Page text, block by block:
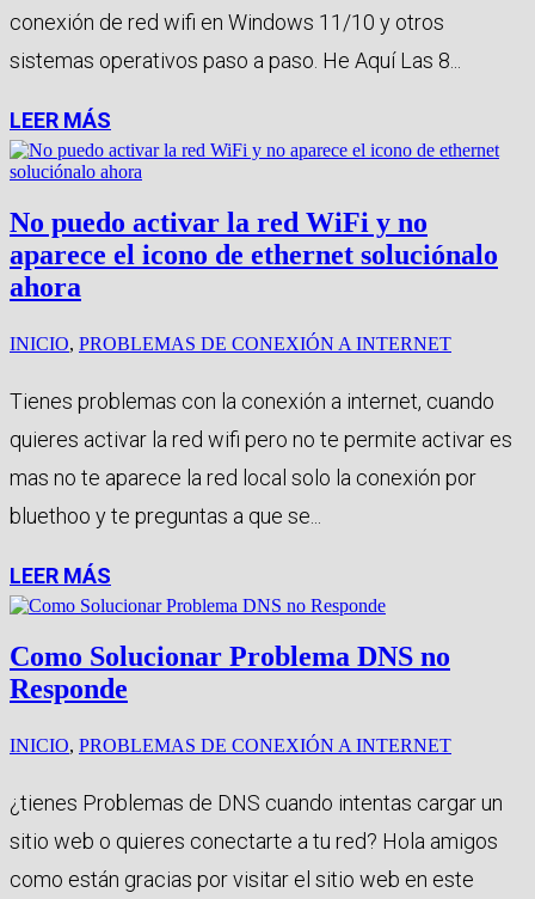
conexión de red wifi en Windows 11/10 y otros
sistemas operativos paso a paso. He Aquí Las 8...
LEER MÁS
No puedo activar la red WiFi y no
aparece el icono de ethernet soluciónalo
ahora
INICIO, PROBLEMAS DE CONEXIÓN A INTERNET
Tienes problemas con la conexión a internet, cuando
quieres activar la red wifi pero no te permite activar es
mas no te aparece la red local solo la conexión por
bluethoo y te preguntas a que se...
LEER MÁS
Como Solucionar Problema DNS no
Responde
INICIO, PROBLEMAS DE CONEXIÓN A INTERNET
¿tienes Problemas de DNS cuando intentas cargar un
sitio web o quieres conectarte a tu red? Hola amigos
como están gracias por visitar el sitio web en este